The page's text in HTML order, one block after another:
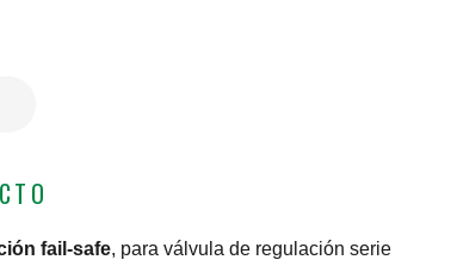
fail-safe, para válvula de regulación serie